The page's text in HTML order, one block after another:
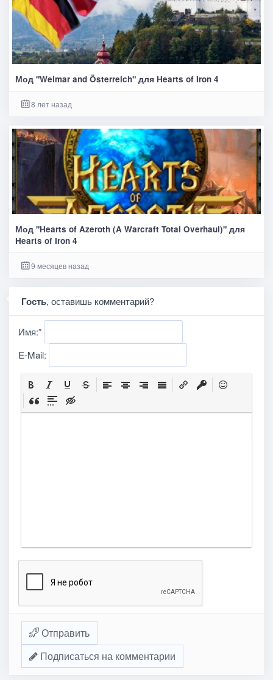
Мод "Weimar and Österreich" для Hearts of Iron 4
8 лет назад
Мод "Hearts of Azeroth (A Warcraft Total Overhaul)" для
Hearts of Iron 4
9 месяцев назад
Гость, оставишь комментарий?
Имя:*
E-Mail:
Отправить
Подписаться на комментарии